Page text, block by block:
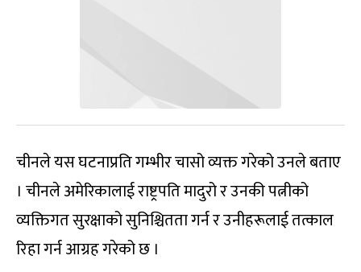
चीनले यस घटनाप्रति गम्भीर चासो व्यक्त गरेको उनले बताए
। चीनले अमेरिकालाई राष्ट्रपति मादुरो र उनकी पत्नीको
व्यक्तिगत सुरक्षाको सुनिश्चितता गर्न र उनीहरूलाई तत्काल
रिहा गर्न आग्रह गरेको छ ।